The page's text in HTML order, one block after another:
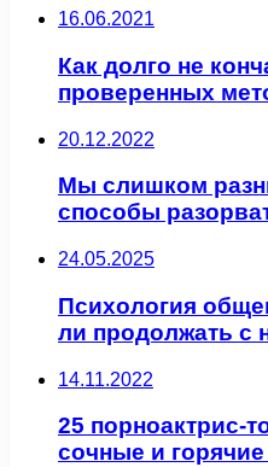
16.06.2021
Как долго не
проверенных
20.12.2022
Мы слишком
способы
24.05.2025
Психология
ли продолжать с
14.11.2022
25 порноактрис-
сочные и